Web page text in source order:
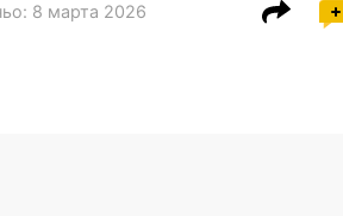
: 8 марта 2026